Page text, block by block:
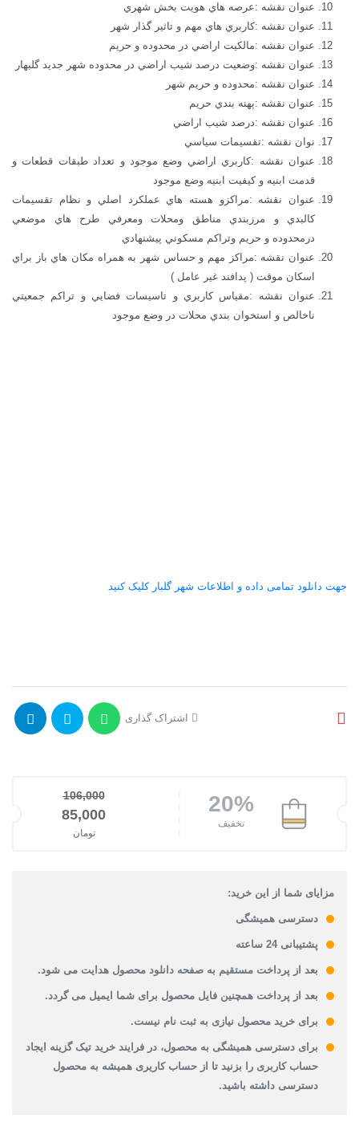
عنوان نقشه :عرصه هاي هويت بخش شهري
عنوان نقشه :كاربري هاي مهم و تاثير گذار شهر
عنوان نقشه :مالكيت اراضي در محدوده و حريم
عنوان نقشه :وضعيت درصد شيب اراضي در محدوده شهر جديد گلبهار
عنوان نقشه :محدوده و حريم شهر
عنوان نقشه :پهنه بندي حريم
عنوان نقشه :درصد شيب اراضي
نوان نقشه :تقسيمات سياسي
عنوان نقشه :كاربري اراضي وضع موجود و تعداد طبقات قطعات و
قدمت ابنيه و كيفيت ابنيه وضع موجود
عنوان نقشه :مراكزو هسته هاي عملكرد اصلي و نظام تقسيمات
كالبدي و مرزبندي مناطق ومحلات ومعرفي طرح هاي موضعي
درمحدوده و حريم وتراكم مسكوني پيشنهادي
عنوان نقشه :مراكز مهم و حساس شهر به همراه مكان هاي باز براي
اسكان موقت ( پدافند غير عامل )
عنوان نقشه :مقياس كاربري و تاسيسات فضايي و تراكم جمعيتي
ناخالص و استخوان بندي محلات در وضع موجود
جهت دانلود تمامی داده و اطلاعات شهر گلبار کلیک کنید
اشتراک گذاری
20%
تخفیف
106,000
قیمت اصلی: 106,000تومان بود.
85,000
تومان
مزایای شما از این خرید:
دسترسی همیشگی
پشتیبانی 24 ساعته
بعد از پرداخت مستقیم به صفحه دانلود محصول هدایت می شود.
بعد از پرداخت همچنین فایل محصول برای شما ایمیل می گردد.
برای خرید محصول نیازی به ثبت نام نیست.
برای دسترسی همیشگی به محصول، در فرایند خرید تیک گزینه ایجاد
حساب کاربری را بزنید تا از حساب کاریری همیشه به محصول
دسترسی داشته باشید.